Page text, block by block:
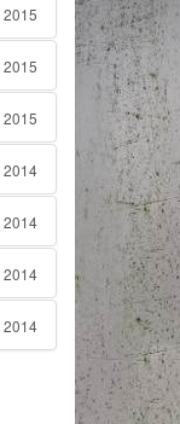
2015
2015
2015
2014
2014
2014
2014